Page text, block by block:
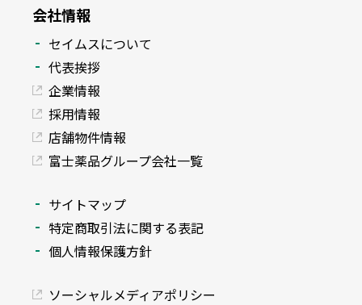
会社情報
セイムスについて
代表挨拶
企業情報
採用情報
店舗物件情報
富士薬品グループ会社一覧
サイトマップ
特定商取引法に関する表記
個人情報保護方針
ソーシャルメディアポリシー